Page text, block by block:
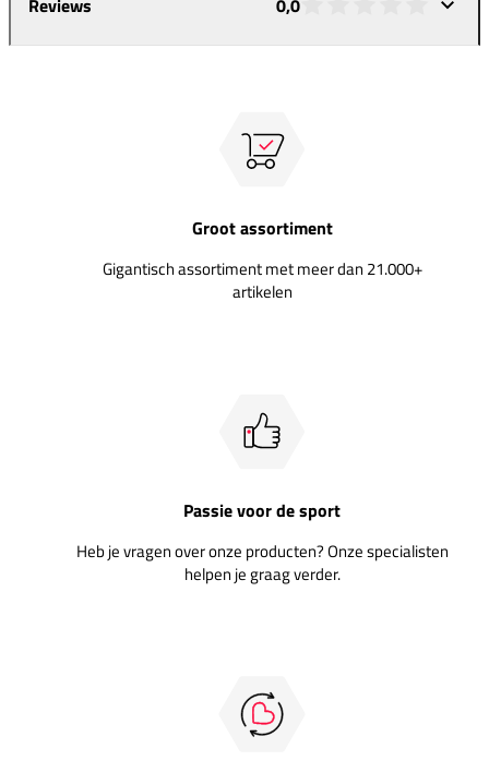
Groot assortiment
Gigantisch assortiment met meer dan 21.000+
artikelen
Passie voor de sport
Heb je vragen over onze producten? Onze specialisten
helpen je graag verder.